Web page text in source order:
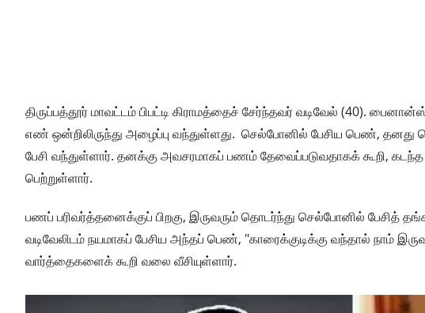
திருப்பத்தூர் மாவட்டம் பிபட்டி கிராமத்தைச் சேர்ந்தவர் வடிவேல் (40).
எண் ஒன்றிலிருந்து அழைப்பு வந்துள்ளது. செல்போனில் பேசிய பெண், தனது
பேசி வந்துள்ளார். தனக்கு அவசரமாகப் பணம் தேவைப்படுவதாகக் கூறி, கடந்த
பெற்றுள்ளார்.
பணப் பரிவர்த்தனைக்குப் பிறகு, இருவரும் தொடர்ந்து செல்போனில்
வடிவேலிடம் நயமாகப் பேசிய அந்தப் பெண், "காரைக்குடிக்கு வந்தால் நாம்
வார்த்தைகளைக் கூறி வலை வீசியுள்ளார்.